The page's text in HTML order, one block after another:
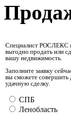
Специалист РОСЛЕКС
выгодно продать или
вашу недвижимость.
Заполните заявку
вы сможете совершить
удачную сделку.
СПБ
Ленобласть